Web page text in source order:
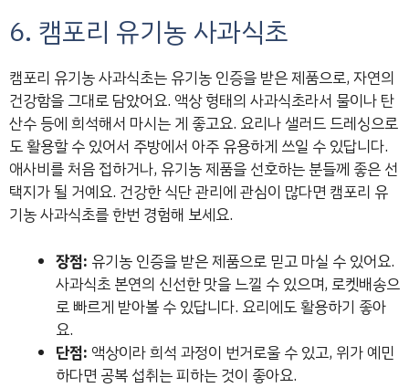
6. 캠포리 유기농 사과식초
캠포리 유기농 사과식초는 유기농 인증을 받은 제품으로, 자연의
건강함을 그대로 담았어요. 액상 형태의 사과식초라서 물이나 탄
산수 등에 희석해서 마시는 게 좋고요. 요리나 샐러드 드레싱으로
도 활용할 수 있어서 주방에서 아주 유용하게 쓰일 수 있답니다.
애사비를 처음 접하거나, 유기농 제품을 선호하는 분들께 좋은 선
택지가 될 거예요. 건강한 식단 관리에 관심이 많다면 캠포리 유
기농 사과식초를 한번 경험해 보세요.
장점: 유기농 인증을 받은 제품으로 믿고 마실 수 있어요.
사과식초 본연의 신선한 맛을 느낄 수 있으며, 로켓배송으
로 빠르게 받아볼 수 있답니다. 요리에도 활용하기 좋아
요.
단점: 액상이라 희석 과정이 번거로울 수 있고, 위가 예민
하다면 공복 섭취는 피하는 것이 좋아요.